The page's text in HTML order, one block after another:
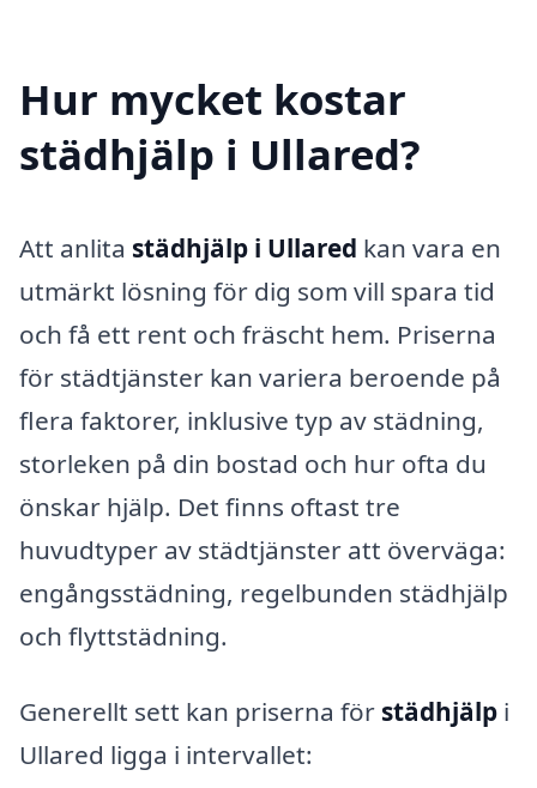
Hur mycket kostar
städhjälp i Ullared?
Att anlita städhjälp i Ullared kan vara en
utmärkt lösning för dig som vill spara tid
och få ett rent och fräscht hem. Priserna
för städtjänster kan variera beroende på
flera faktorer, inklusive typ av städning,
storleken på din bostad och hur ofta du
önskar hjälp. Det finns oftast tre
huvudtyper av städtjänster att överväga:
engångsstädning, regelbunden städhjälp
och flyttstädning.
Generellt sett kan priserna för städhjälp i
Ullared ligga i intervallet: